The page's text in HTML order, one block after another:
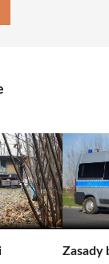
Zasady